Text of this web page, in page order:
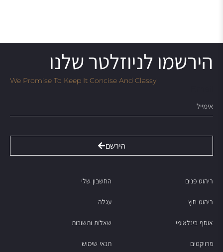
הירשמו לניוזלטר שלנו
We Promise To Keep It Concise And Classy
הירשם
ריהוט פנים
ריהוט חוץ
אוסף בינלאומי
פרויקטים
החשבון שלי
עגלה
שאלות ותשובות
תנאי שימוש